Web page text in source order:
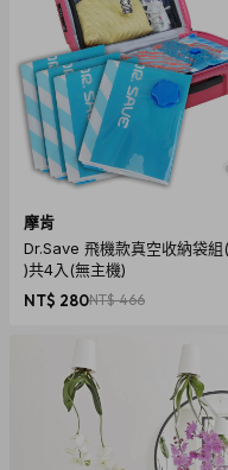
摩肯
Dr.Save 飛機款真空收納袋組
)共4入(無主機)
NT$ 280NT$ 466